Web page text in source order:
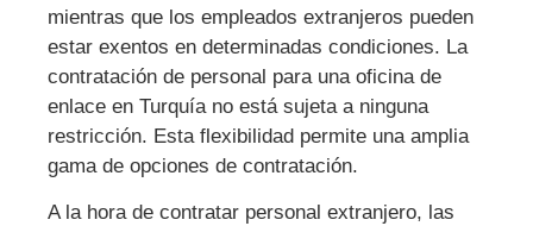
mientras que los empleados extranjeros pueden
estar exentos en determinadas condiciones. La
contratación de personal para una oficina de
enlace en Turquía no está sujeta a ninguna
restricción. Esta flexibilidad permite una amplia
gama de opciones de contratación.
A la hora de contratar personal extranjero, las